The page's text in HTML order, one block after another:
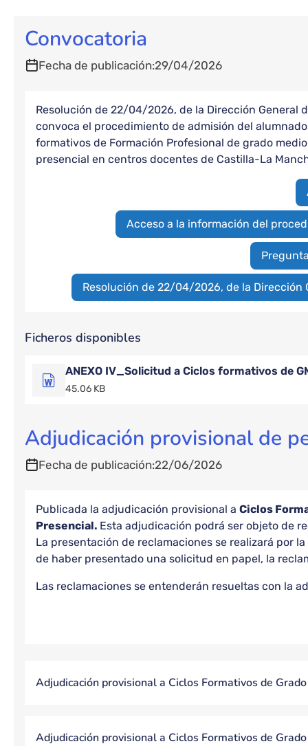
Convocatoria
Fecha de publicación 29/04/2026
Resolución de 22/04/2026, de la Dirección General
convoca el procedimiento de admisión del
formativos de Formación Profesional de grado
presencial en centros docentes de Castilla-La
Acceso a la información del
Resolución de 22/04/2026, de la Dirección
Ficheros disponibles
ANEXO IV_Solicitud a Ciclos formativos de
45.06 KB
Adjudicación provisional de
Fecha de publicación 22/06/2026
Publicada la adjudicación provisional a Ciclos
Presencial. Esta adjudicación podrá ser objeto de
La presentación de reclamaciones se realizará por
de haber presentado una solicitud en papel, la
Las reclamaciones se entenderán resueltas con la
Adjudicación provisional a Ciclos Formativos de
Adjudicación provisional a Ciclos Formativos de